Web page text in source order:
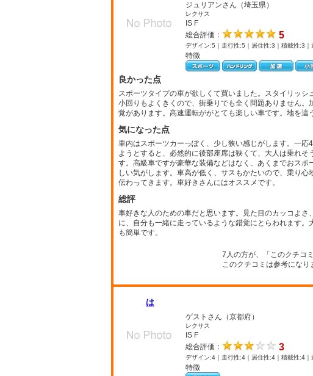
ジュリアンさん（埼玉県）
レクサス
IS F
総合評価：
5
デザイン:5｜走行性:5｜居住性:3｜積載性:3
特徴
良かった点
スポーツタイプの車が欲しくて買いました。スタイリッシ
小回りもよくきくので、街乗りでも全く問題ありません
覚があります。高速運転ががとても楽しい車です。地を這
気になった点
車内はスポーツカーっぽく、少し狭い感じがします。一
ようとすると、必然的に後部座席は狭くて、大人は乗れ
す。高級車ですが豪華な装備などはなく、あくまでおス
しい気がします。車高が低く、サスもかたいので、乗り
伝わってきます。車好きさんにはオススメです。
総評
車好きな人のための車だと思います。見た目のカッコよ
に、自分も一緒に走っているような錯覚にとらわれます
も簡単です。
7人の方が、「このクチコ
このクチコミは参考になり
は
ゲストさん（京都府）
レクサス
IS F
総合評価：
3
デザイン:4｜走行性:4｜居住性:4｜積載性:4
特徴